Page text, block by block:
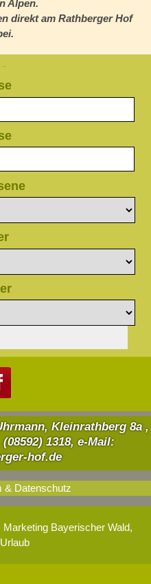
Alpen.
direkt am Rathberger Hof
Kleinrathberg 8a ,
1318, e-Mail:
hof.de
& Datenschutz
Marketing Bayerischer Wald,
Urlaub